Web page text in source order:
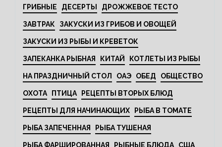
ГРИБНЫЕ ДЕСЕРТЫ ДРОЖЖЕВОЕ ТЕСТО
ЗАВТРАК ЗАКУСКИ ИЗ ГРИБОВ И ОВОЩЕЙ
ЗАКУСКИ ИЗ РЫБЫ И КРЕВЕТОК
ЗАПЕКАНКА РЫБНАЯ КИТАЙ КОТЛЕТЫ ИЗ РЫБЫ
НА ПРАЗДНИЧНЫЙ СТОЛ ОАЭ ОБЕД ОБЩЕСТВО
ОХОТА ПТИЦА РЕЦЕПТЫ ВТОРЫХ БЛЮД
РЕЦЕПТЫ ДЛЯ НАЧИНАЮЩИХ РЫБА В ТОМАТЕ
РЫБА ЗАПЕЧЕННАЯ РЫБА ТУШЕНАЯ
РЫБА ФАРШИРОВАННАЯ РЫБНЫЕ БЛЮДА США